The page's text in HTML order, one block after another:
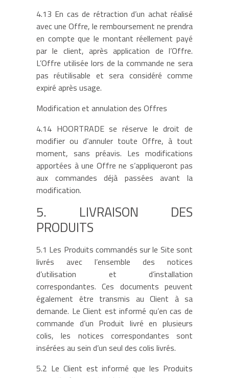
4.13 En cas de rétraction d’un achat réalisé
avec une Offre, le remboursement ne prendra
en compte que le montant réellement payé
par le client, après application de l’Offre.
L’Offre utilisée lors de la commande ne sera
pas réutilisable et sera considéré comme
expiré après usage.
Modification et annulation des Offres
4.14 HOORTRADE se réserve le droit de
modifier ou d’annuler toute Offre, à tout
moment, sans préavis. Les modifications
apportées à une Offre ne s’appliqueront pas
aux commandes déjà passées avant la
modification.
5. LIVRAISON DES
PRODUITS
5.1 Les Produits commandés sur le Site sont
livrés avec l’ensemble des notices
d’utilisation et d’installation
correspondantes. Ces documents peuvent
également être transmis au Client à sa
demande. Le Client est informé qu’en cas de
commande d’un Produit livré en plusieurs
colis, les notices correspondantes sont
insérées au sein d’un seul des colis livrés.
5.2 Le Client est informé que les Produits